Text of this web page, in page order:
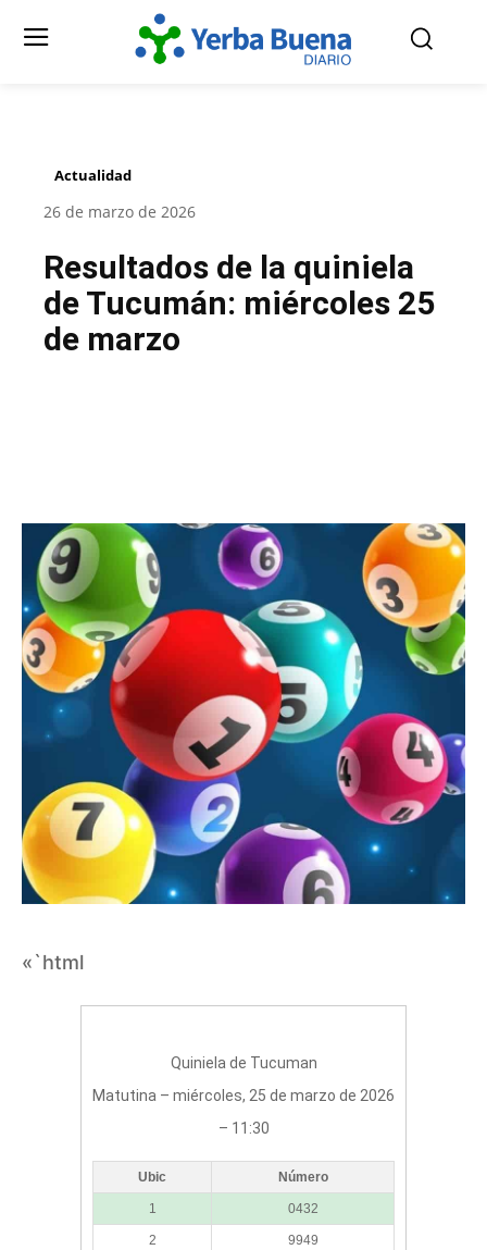
Actualidad
26 de marzo de 2026
Resultados de la quiniela
de Tucumán: miércoles 25
de marzo
«`html
Quiniela de Tucuman
Matutina – miércoles, 25 de marzo de 2026
– 11:30
Ubic Número
1 0432
2 9949